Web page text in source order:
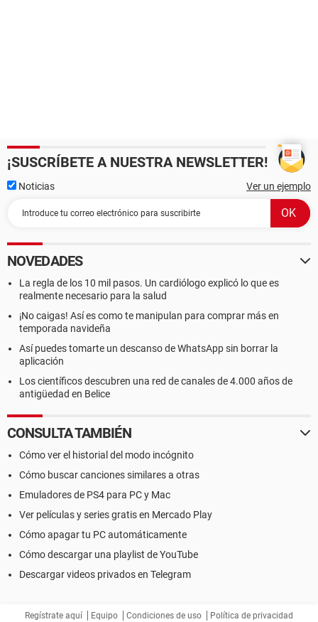
¡SUSCRÍBETE A NUESTRA NEWSLETTER!
Noticias Ver un ejemplo
NOVEDADES
La regla de los 10 mil pasos. Un cardiólogo explicó lo que es
realmente necesario para la salud
¡No caigas! Así es como te manipulan para comprar más en
temporada navideña
Así puedes tomarte un descanso de WhatsApp sin borrar la
aplicación
Los científicos descubren una red de canales de 4.000 años de
antigüedad en Belice
CONSULTA TAMBIÉN
Cómo ver el historial del modo incógnito
Cómo buscar canciones similares a otras
Emuladores de PS4 para PC y Mac
Ver películas y series gratis en Mercado Play
Cómo apagar tu PC automáticamente
Cómo descargar una playlist de YouTube
Descargar videos privados en Telegram
Regístrate aquí Equipo Condiciones de uso Política de privacidad